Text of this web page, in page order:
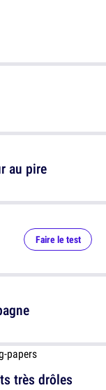
au pire
très drôles
Faire le test